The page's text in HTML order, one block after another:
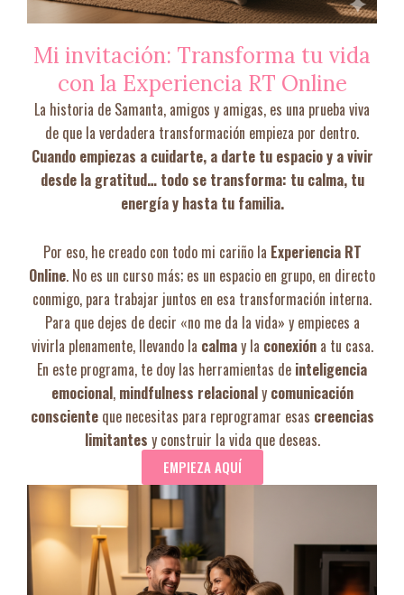
Mi invitación: Transforma tu vida
con la Experiencia RT Online
La historia de Samanta, amigos y amigas, es una prueba viva
de que la verdadera transformación empieza por dentro.
Cuando empiezas a cuidarte, a darte tu espacio y a vivir
desde la gratitud… todo se transforma: tu calma, tu
energía y hasta tu familia.
Por eso, he creado con todo mi cariño la Experiencia RT
Online. No es un curso más; es un espacio en grupo, en directo
conmigo, para trabajar juntos en esa transformación interna.
Para que dejes de decir «no me da la vida» y empieces a
vivirla plenamente, llevando la calmay la conexióna tu casa.
En este programa, te doy las herramientas de inteligencia
emocional, mindfulness relacionaly comunicación
conscienteque necesitas para reprogramar esas creencias
limitantes y construir la vida que deseas.
EMPIEZA AQUÍ